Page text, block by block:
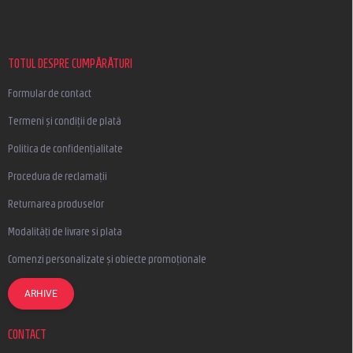
TOTUL DESPRE CUMPĂRĂTURI
Formular de contact
Termeni și condiții de plată
Politica de confidențialitate
Procedura de reclamații
Returnarea produselor
Modalități de livrare si plata
Comenzi personalizate și obiecte promoționale
ARHIVE
CONTACT